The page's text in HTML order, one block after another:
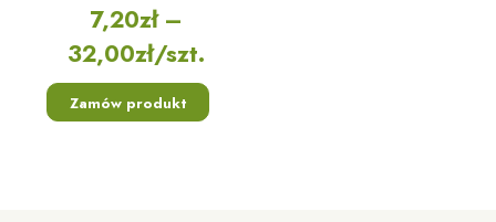
7,20zł–
32,00zł/szt.
Zamów produkt